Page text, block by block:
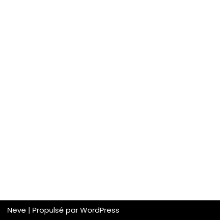
Neve | Propulsé parWordPress